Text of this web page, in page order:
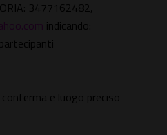
3477162482,
indicando:
e luogo preciso